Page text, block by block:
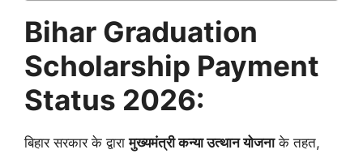
Bihar Graduation
Scholarship Payment
Status 2026:
बिहार सरकार के द्वारामुख्यमंत्री कन्या उत्थान योजनाके तहत,